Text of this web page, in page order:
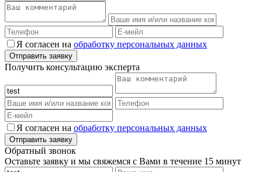
Я согласен на обработку персональных данных
Получить консультацию эксперта
Я согласен на обработку персональных данных
Обратный звонок
Оставьте заявку и мы свяжемся с Вами в течение 15 минут